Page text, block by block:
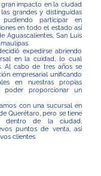
impacto en la ciudad
grandes y distinguidas
participar en
en todo el estado así
Aguascalientes, San Luis
expedirse abriendo
en la cuidad, lo cual
Al cabo de tres años se
empresarial unificando
en nuestras propias
poder proporcionar un
con una sucursal en
Querétaro, pero se tiene
dentro de la ciudad,
puntos de venta, así
clientes